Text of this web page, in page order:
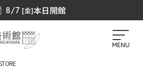
8/7 [金]本日開館
MENU